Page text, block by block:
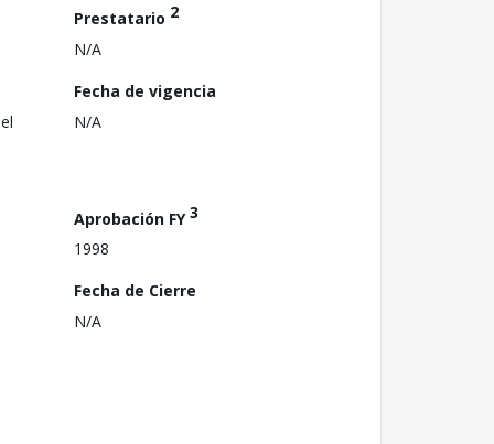
Prestatario 2
N/A
Fecha de vigencia
N/A
Aprobación FY3
1998
Fecha de Cierre
N/A